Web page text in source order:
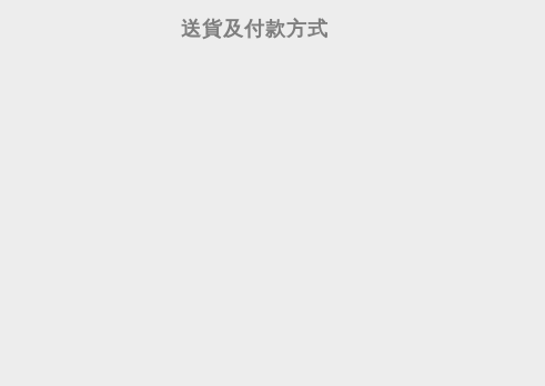
送貨及付款方式